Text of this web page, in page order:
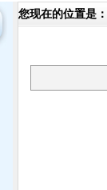
您现在的位置是：